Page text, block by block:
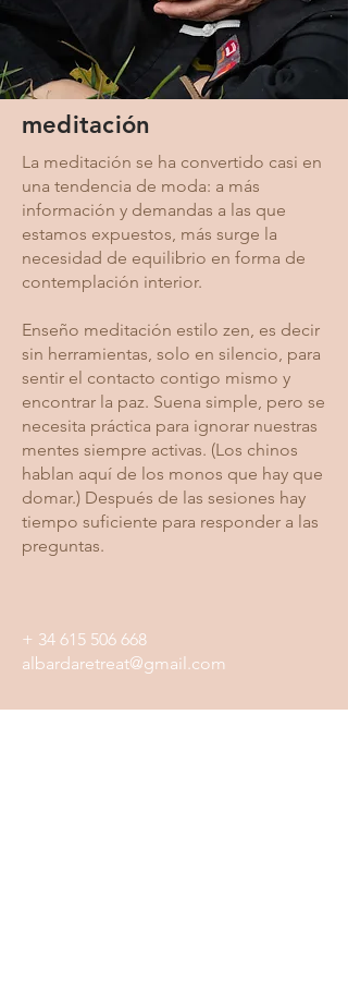
meditación
La meditación se ha convertido casi en
una tendencia de moda: a más
información y demandas a las que
estamos expuestos, más surge la
necesidad de equilibrio en forma de
contemplación interior.
Enseño meditación estilo zen, es decir
sin herramientas, solo en silencio, para
sentir el contacto contigo mismo y
encontrar la paz. Suena simple, pero se
necesita práctica para ignorar nuestras
mentes siempre activas. (Los chinos
hablan aquí de los monos que hay que
domar.) Después de las sesiones hay
tiempo suficiente para responder a las
preguntas.
+ 34 615 506 668
albardaretreat@gmail.com